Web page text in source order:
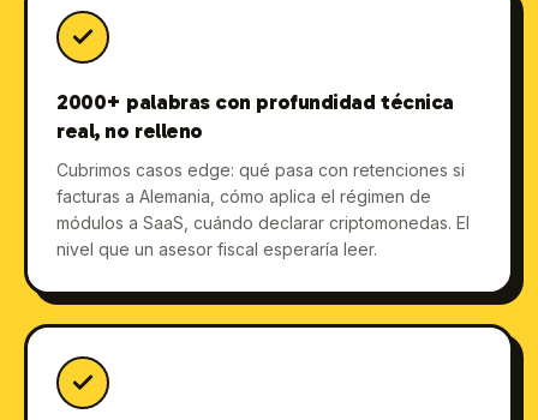
2000+ palabras con profundidad técnica
real, no relleno
Cubrimos casos edge: qué pasa con retenciones si
facturas a Alemania, cómo aplica el régimen de
módulos a SaaS, cuándo declarar criptomonedas. El
nivel que un asesor fiscal esperaría leer.